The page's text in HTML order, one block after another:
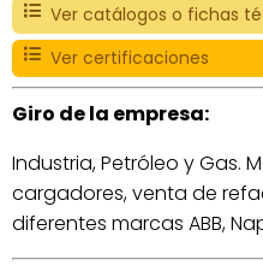
Ver catálogos o fichas
Ver certificaciones
Giro de la empresa:
Industria, Petróleo y Gas.
cargadores, venta de
diferentes marcas ABB,